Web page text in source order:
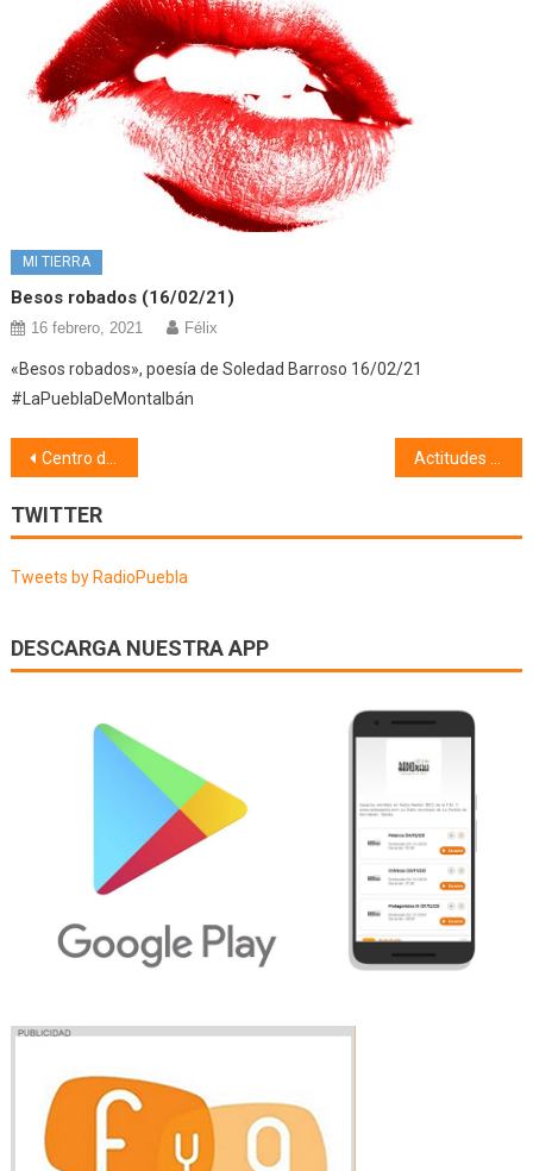
MI TIERRA
Besos robados (16/02/21)
16 febrero, 2021 Félix
«Besos robados», poesía de Soledad Barroso 16/02/21
#LaPueblaDeMontalbán
Navegación
de
entradas
Centro de la Mujer (08/03/19)
TWITTER
Tweets by RadioPuebla
DESCARGA NUESTRA APP